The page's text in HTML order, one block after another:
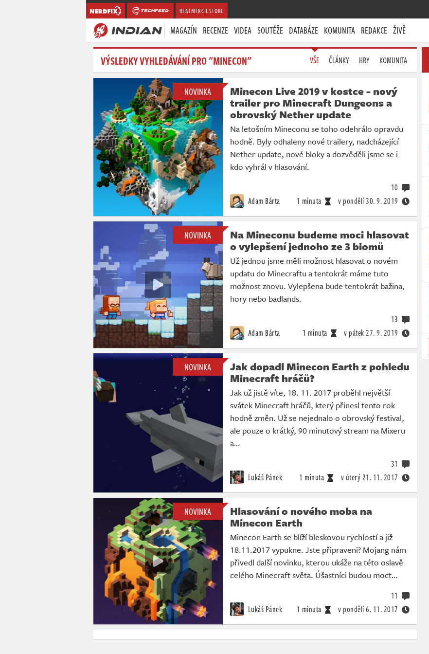
REALMERCH.STORE
MAGAZÍN RECENZE VIDEA SOUTĚŽE DATABÁZE KOMUNITA REDAKCE ŽIVĚ
VÝSLEDKY VYHLEDÁVÁNÍ PRO "MINECON" VŠE ČLÁNKY HRY KOMUNITA
NOVINKA
Minecon Live 2019 v kostce - nový
trailer pro Minecraft Dungeons a
obrovský Nether update
Na letošním Mineconu se toho odehrálo opravdu
hodně. Byly odhaleny nové trailery, nadcházející
Nether update, nové bloky a dozvěděli jsme se i
kdo vyhrál v hlasování.
Adam Bárta 1 minuta v pondělí30. 9. 2019
10
NOVINKA
Na Mineconu budeme moci hlasovat
o vylepšení jednoho ze 3 biomů
Už jednou jsme měli možnost hlasovat o novém
updatu do Minecraftu a tentokrát máme tuto
možnost znovu. Vylepšena bude tentokrát bažina,
hory nebo badlands.
Adam Bárta 1 minuta v pátek27. 9. 2019
13
NOVINKA
Jak dopadl Minecon Earth z pohledu
Minecraft hráčů?
Jak už jistě víte, 18. 11. 2017 proběhl největší
svátek Minecraft hráčů, který přinesl tento rok
hodně změn. Už se nejednalo o obrovský festival,
ale pouze o krátký, 90 minutový stream na Mixeru
a…
Lukáš Pánek 1 minuta v úterý21. 11. 2017
31
NOVINKA
Hlasování o nového moba na
Minecon Earth
Minecon Earth se blíží bleskovou rychlostí a již
18.11.2017 vypukne. Jste připraveni? Mojang nám
přivedl další novinku, kterou ukáže na této oslavě
celého Minecraft světa. Úšastníci budou moct…
Lukáš Pánek 1 minuta v pondělí6. 11. 2017
11